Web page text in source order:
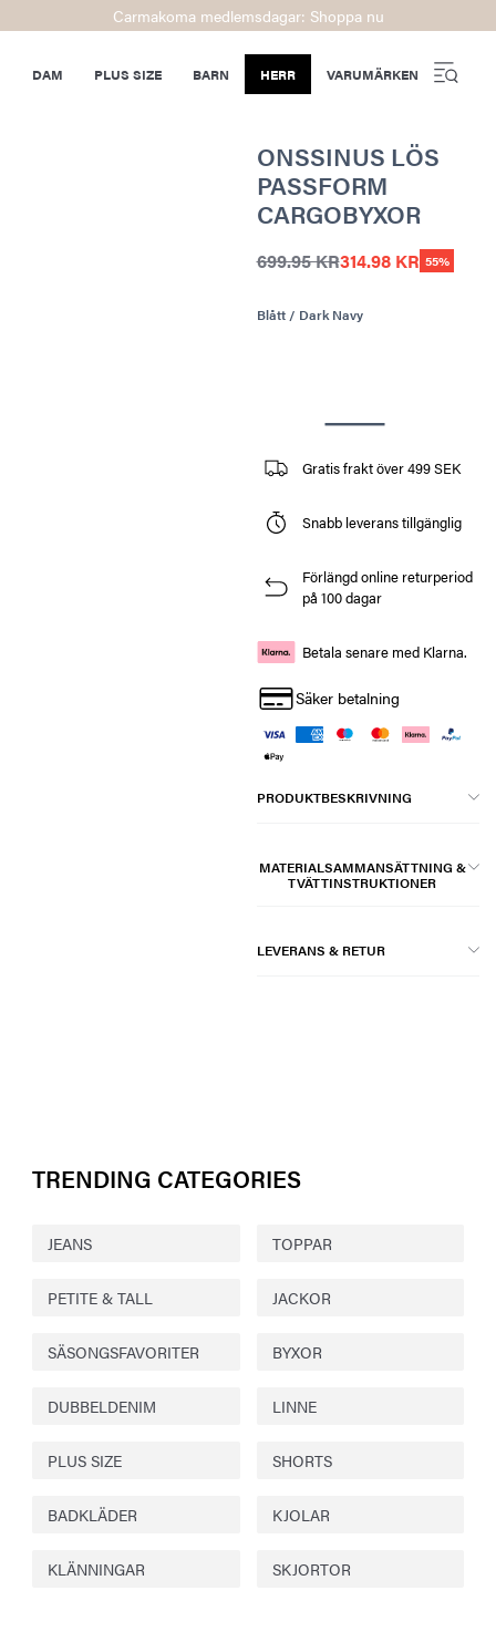
Carmakoma medlemsdagar: Shoppa nu
DAM PLUS SIZE BARN HERR VARUMÄRKEN
ONSSINUS LÖS
PASSFORM
CARGOBYXOR
699.95 KR314.98 KR 55%
Blått / Dark Navy
Gratis frakt över 499 SEK
Snabb leverans tillgänglig
Förlängd online returperiod
på 100 dagar
Betala senare med Klarna.
Säker betalning
PRODUKTBESKRIVNING
MATERIALSAMMANSÄTTNING &
TVÄTTINSTRUKTIONER
LEVERANS & RETUR
TRENDING CATEGORIES
JEANS TOPPAR
PETITE & TALL JACKOR
SÄSONGSFAVORITER BYXOR
DUBBELDENIM LINNE
PLUS SIZE SHORTS
BADKLÄDER KJOLAR
KLÄNNINGAR SKJORTOR